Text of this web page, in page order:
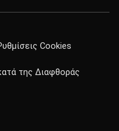
Cookies
της Διαφθοράς